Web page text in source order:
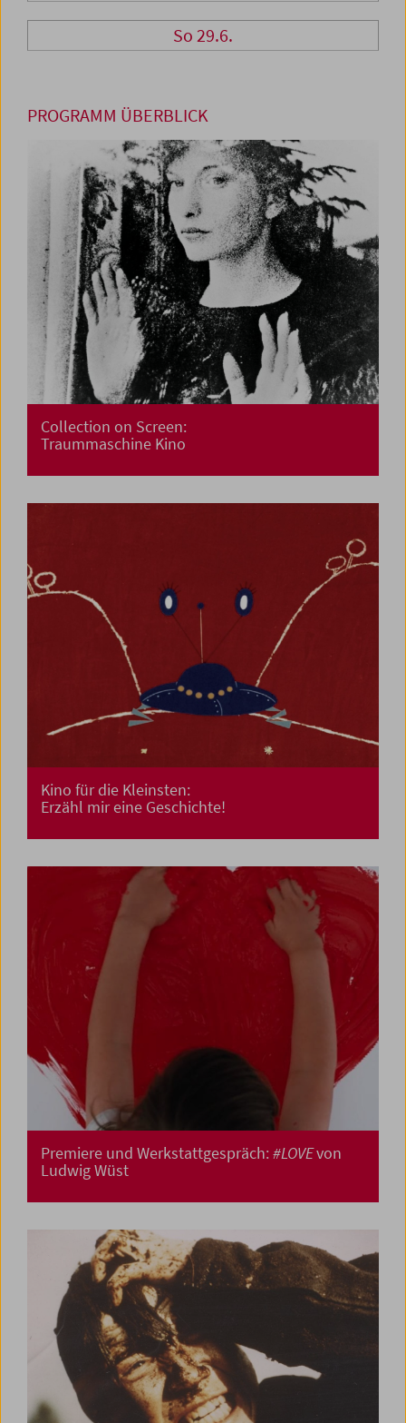
So 29.6.
PROGRAMM ÜBERBLICK
Collection on Screen:
Traummaschine Kino
Kino für die Kleinsten:
Erzähl mir eine Geschichte!
Premiere und Werkstattgespräch:#LOVEvon
Ludwig Wüst